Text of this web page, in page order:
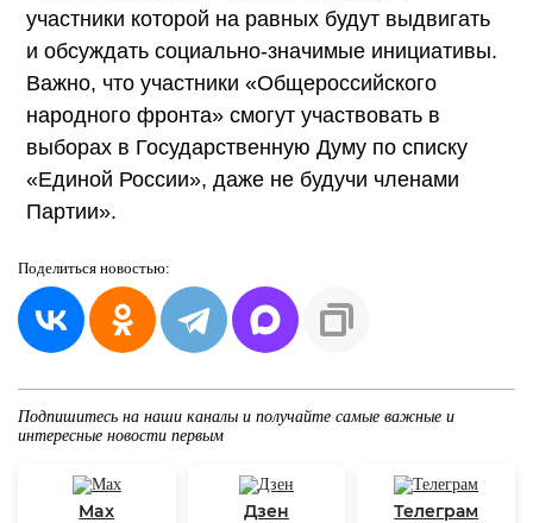
участники которой на равных будут выдвигать
и обсуждать социально-значимые инициативы.
Важно, что участники «Общероссийского
народного фронта» смогут участвовать в
выборах в Государственную Думу по списку
«Единой России», даже не будучи членами
Партии».
Поделиться новостью:
Подпишитесь на наши каналы и получайте самые важные и
интересные новости первым
Max Дзен Телеграм